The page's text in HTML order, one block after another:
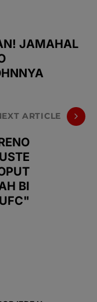
JAMAHAL
ARTICLE
BI